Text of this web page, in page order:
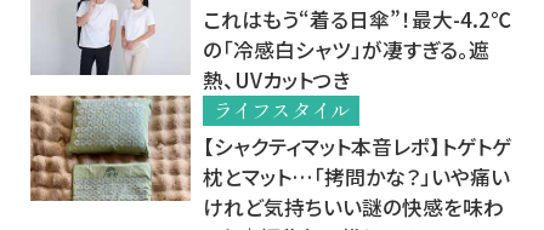
これはもう“着る日傘”！最大-4.2℃
の「冷感白シャツ」が凄すぎる。遮
熱、UVカットつき
ライフスタイル
【シャクティマット本音レポ】トゲトゲ
枕とマット…「拷問かな？」いや痛い
けれど気持ちいい謎の快感を味わ